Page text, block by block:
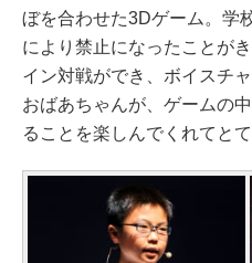
ぼを合わせた3Dゲーム。学
により禁止になったことが
イン対戦ができ、ボイスチ
おばあちゃんが、ゲームの
ることを楽しんでくれてと